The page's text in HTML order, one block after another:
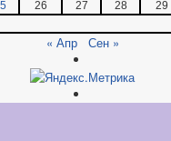
26 27 28 29
« Апр Сен »